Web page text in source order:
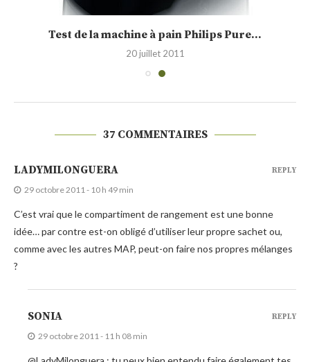
Test de la machine à pain Philips Pure...
20 juillet 2011
37 COMMENTAIRES
LADYMILONGUERA
29 octobre 2011 - 10 h 49 min
C’est vrai que le compartiment de rangement est une bonne
idée… par contre est-on obligé d’utiliser leur propre sachet ou,
comme avec les autres MAP, peut-on faire nos propres mélanges
?
REPLY
SONIA
29 octobre 2011 - 11 h 08 min
REPLY